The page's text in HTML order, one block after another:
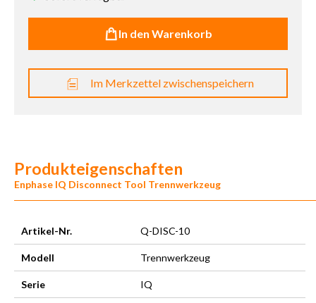
In den Warenkorb
Im Merkzettel zwischenspeichern
Produkteigenschaften
Enphase IQ Disconnect Tool Trennwerkzeug
Artikel-Nr. Q-DISC-10
Modell Trennwerkzeug
Serie IQ